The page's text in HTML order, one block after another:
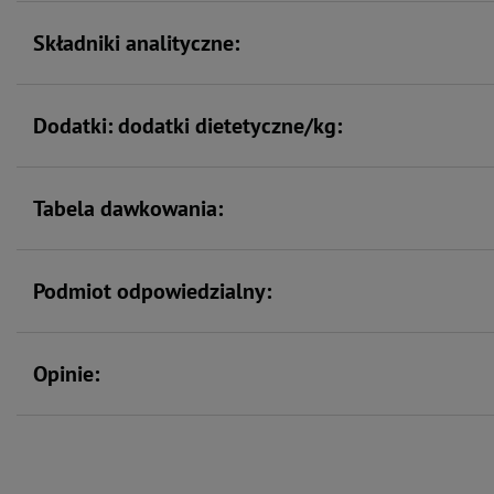
smaczną i polecaną do codziennego żywienia psów dorosłych małych ras.
Składniki analityczne:
Dodatki: dodatki dietetyczne/kg:
Tabela dawkowania:
Podmiot odpowiedzialny:
Opinie: